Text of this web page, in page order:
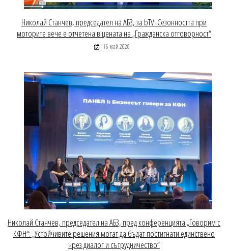
Николай Станчев, председател на АБЗ, за bTV: Сезонността при
моторите вече е отчетена в цената на „Гражданска отговорност“
16 май 2026
Николай Станчев, председател на АБЗ, пред конференцията „Говорим с
КФН“: „Устойчивите решения могат да бъдат постигнати единствено
чрез диалог и сътрудничество“